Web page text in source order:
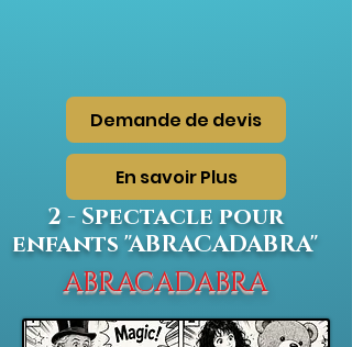
Demande de devis
En savoir Plus
2 - Spectacle pour
enfants "ABRACADABRA"
ABRACADABRA